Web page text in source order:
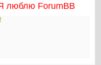
люблю ForumBB